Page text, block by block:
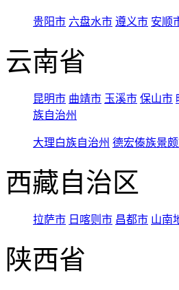
贵阳市 六盘水市 遵义市 安顺
云南省
昆明市 曲靖市 玉溪市 保山市
族自治州
大理白族自治州 德宏傣族景
西藏自治区
拉萨市 日喀则市 昌都市 山南
陕西省